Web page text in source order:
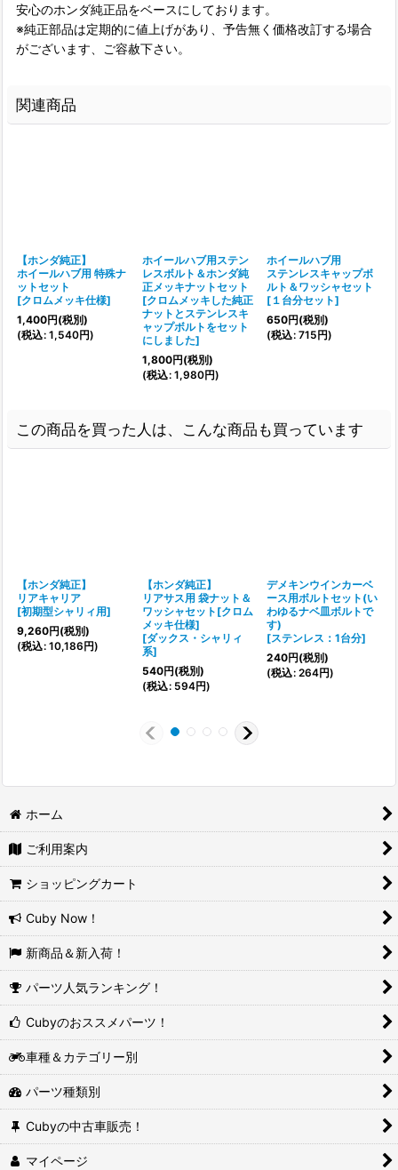
安心のホンダ純正品をベースにしております。
※純正部品は定期的に値上げがあり、予告無く価格改訂する場合
がございます、ご容赦下さい。
関連商品
【ホンダ純正】
ホイールハブ用 特殊ナ
ットセット
[クロムメッキ仕様]
1,400円(税別)
(税込: 1,540円)
ホイールハブ用ステン
レスボルト＆ホンダ純
正メッキナットセット
[クロムメッキした純正
ナットとステンレスキ
ャップボルトをセット
にしました]
1,800円(税別)
(税込: 1,980円)
ホイールハブ用
ステンレスキャップボ
ルト＆ワッシャセット
[ １台分セット]
650円(税別)
(税込: 715円)
この商品を買った人は、こんな商品も買っています
【ホンダ純正】
リアキャリア
[初期型シャリィ用]
9,260円(税別)
(税込: 10,186円)
【ホンダ純正】
リアサス用 袋ナット＆
ワッシャセット[クロム
メッキ仕様]
[ダックス・シャリィ
系]
540円(税別)
(税込: 594円)
デメキンウインカーベ
ース用ボルトセット(い
わゆるナベ皿ボルトで
す)
[ステンレス：1台分]
240円(税別)
(税込: 264円)
ホーム
ご利用案内
ショッピングカート
Cuby Now！
新商品＆新入荷！
パーツ人気ランキング！
Cubyのおススメパーツ！
車種＆カテゴリー別
パーツ種類別
Cubyの中古車販売！
マイページ